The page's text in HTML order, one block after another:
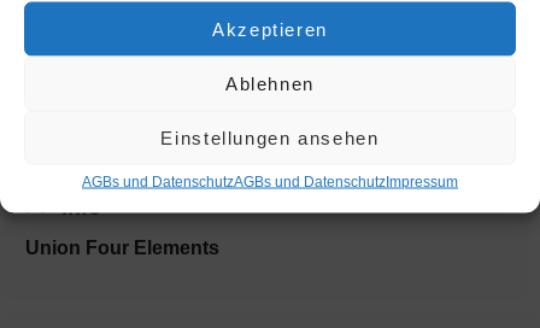
Akzeptieren
Ablehnen
Einstellungen ansehen
AGBs und DatenschutzAGBs und DatenschutzImpres­sum
ALLE INFOS + AUSSCHREIBUNG HIER…
Info
Union Four Elements